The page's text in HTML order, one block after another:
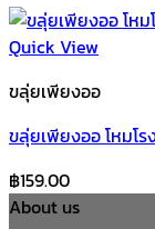
Quick View
ขลุ่ยเพียงออ
ขลุ่ยเพียงออ โหมโร
฿159.00
About us